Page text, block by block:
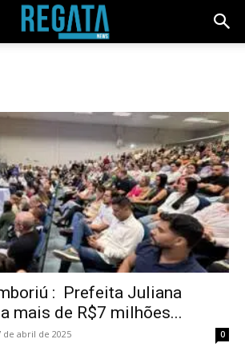
: Prefeita Juliana
mais de R$7 milhões...
de abril de 2025 0